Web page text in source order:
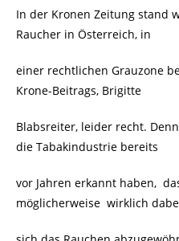
In der Kronen Zeitung stand
Raucher in Österreich, in
einer rechtlichen Grauzone
Krone-Beitrags, Brigitte
Blabsreiter, leider recht.
die Tabakindustrie bereits
vor Jahren erkannt haben,
möglicherweise wirklich